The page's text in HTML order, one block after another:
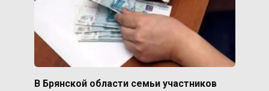
В Брянской области семьи участников